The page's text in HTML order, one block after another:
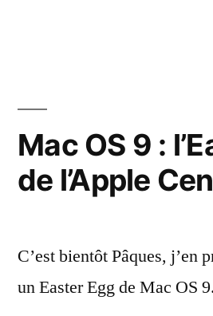
Wi-
Fi »
les
limites
du
Mac OS 9 :
de l’Apple
C’est bientôt Pâques, j’en
un Easter Egg de Mac OS 9.